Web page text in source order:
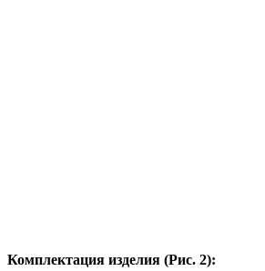
Комплектация изделия (Рис. 2):